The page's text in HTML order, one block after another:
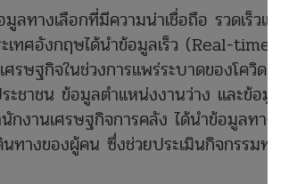
างเลือกที่มีความน่าเชื่อถือ รวดเร็วและทัน
ทศอังกฤษได้นำข้อมูลเร็ว (Real-time
ษฐกิจในช่วงการแพร่ระบาดของโควิด 19
ชาชน ข้อมูลตำแหน่งงานว่าง และข้อมูล
านเศรษฐกิจการคลัง ได้นำข้อมูลทางเลือก
างของผู้คน ซึ่งช่วยประเมินกิจกรรมทาง